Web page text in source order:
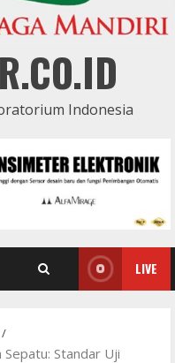
Indonesia
LIVE
Standar Uji